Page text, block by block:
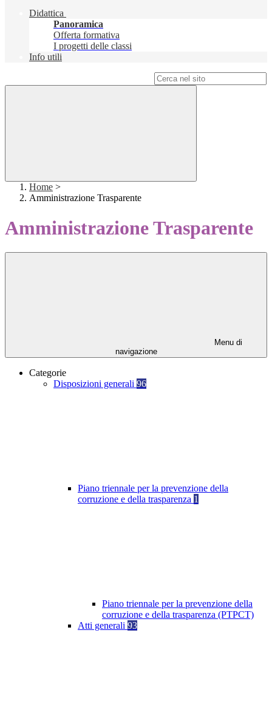
Didattica
Panoramica
Offerta formativa
I progetti delle classi
Info utili
Home >
Amministrazione Trasparente
Amministrazione Trasparente
Menu di
navigazione
Categorie
Disposizioni generali 96
Piano triennale per la prevenzione della
corruzione e della trasparenza 1
Piano triennale per la prevenzione della
corruzione e della trasparenza (PTPCT)
Atti generali 93